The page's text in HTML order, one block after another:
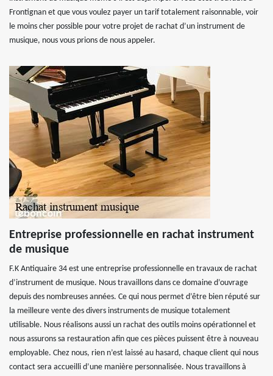
Frontignan et que vous voulez payer un tarif totalement raisonnable, voir
le moins cher possible pour votre projet de rachat d’un instrument de
musique, nous vous prions de nous appeler.
Entreprise professionnelle en rachat instrument
de musique
F.K Antiquaire 34 est une entreprise professionnelle en travaux de rachat
d’instrument de musique. Nous travaillons dans ce domaine d’ouvrage
depuis des nombreuses années. Ce qui nous permet d’être bien réputé sur
la meilleure vente des divers instruments de musique totalement
utilisable. Nous réalisons aussi un rachat des outils moins opérationnel et
nous assurons sa restauration afin que ces pièces puissent être à nouveau
employable. Chez nous, rien n’est laissé au hasard, chaque client qui nous
contact sera accueilli d’une manière personnalisée. Nous travaillons à